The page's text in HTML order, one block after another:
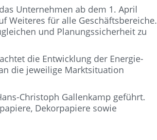
Unternehmen ab dem 1. April
Weiteres für alle Geschäftsbereiche.
und Planungssicherheit zu
die Entwicklung der Energie-
die jeweilige Marktsituation
Christoph Gallenkamp geführt.
Dekorpapiere sowie